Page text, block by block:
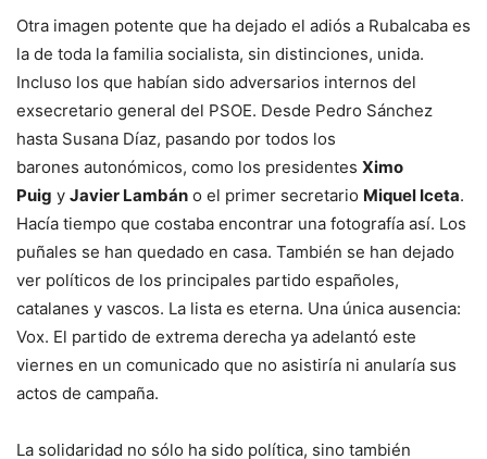
Otra imagen potente que ha dejado el adiós a Rubalcaba es
la de toda la familia socialista, sin distinciones, unida.
Incluso los que habían sido adversarios internos del
exsecretario general del PSOE. Desde Pedro Sánchez
hasta Susana Díaz, pasando por todos los
barones autonómicos, como los presidentes Ximo
Puig y Javier Lambán o el primer secretario Miquel Iceta.
Hacía tiempo que costaba encontrar una fotografía así. Los
puñales se han quedado en casa. También se han dejado
ver políticos de los principales partido españoles,
catalanes y vascos. La lista es eterna. Una única ausencia:
Vox. El partido de extrema derecha ya adelantó este
viernes en un comunicado que no asistiría ni anularía sus
actos de campaña.
La solidaridad no sólo ha sido política, sino también